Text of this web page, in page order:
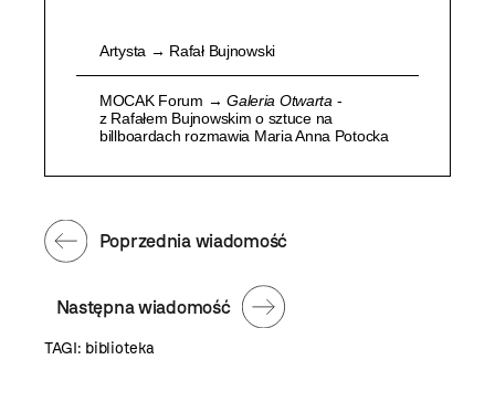
Artysta → Rafał Bujnowski
MOCAK Forum →Galeria Otwarta-
z Rafałem Bujnowskim o sztuce na
billboardach rozmawia Maria Anna Potocka
Następna wiadomość
Poprzednia wiadomość
TAGI: biblioteka